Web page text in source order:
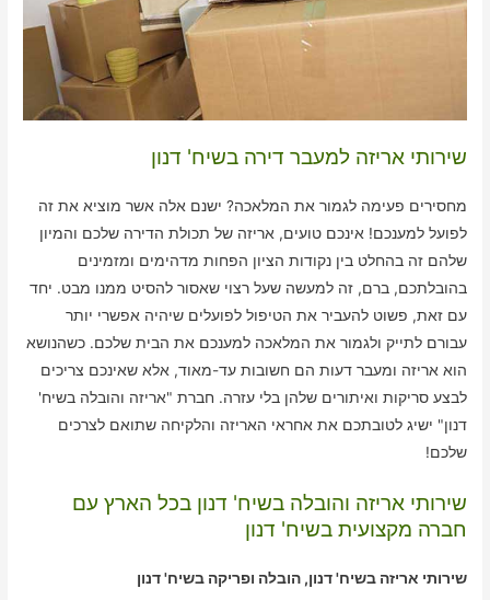
שירותי אריזה למעבר דירה בשיח' דנון
מחסירים פעימה לגמור את המלאכה? ישנם אלה אשר מוציא את זה
לפועל למענכם! אינכם טועים, אריזה של תכולת הדירה שלכם והמיון
שלהם זה בהחלט בין נקודות הציון הפחות מדהימים ומזמינים
בהובלתכם, ברם, זה למעשה שעל רצוי שאסור להסיט ממנו מבט. יחד
עם זאת, פשוט להעביר את הטיפול לפועלים שיהיה אפשרי יותר
עבורם לתייק ולגמור את המלאכה למענכם את הבית שלכם. כשהנושא
הוא אריזה ומעבר דעות הם חשובות עד-מאוד, אלא שאינכם צריכים
לבצע סריקות ואיתורים שלהן בלי עזרה. חברת "אריזה והובלה בשיח'
דנון" ישיג לטובתכם את אחראי האריזה והלקיחה שתואם לצרכים
שלכם!
שירותי אריזה והובלה בשיח' דנון בכל הארץ עם
חברה מקצועית בשיח' דנון
שירותי אריזה בשיח' דנון, הובלה ופריקה בשיח' דנון